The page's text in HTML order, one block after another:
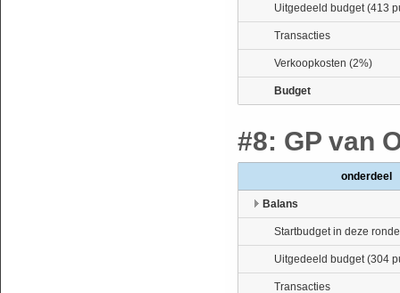
Uitgedeeld budget (413
Transacties
Verkoopkosten (2%)
Budget
#8: GP van
onderdeel
Balans
Startbudget in deze ronde
Uitgedeeld budget (304
Transacties